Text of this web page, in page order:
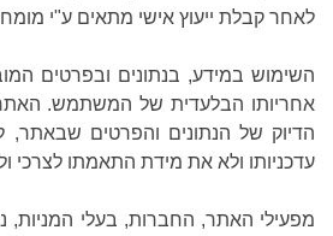
לאחר קבלת ייעוץ אישי מתאים ע"י
השימוש במידע, בנתונים ובפרטים
אחריותו הבלעדית של המשתמש.
הדיוק של הנתונים והפרטים
עדכניותו ולא את מידת התאמתו לצרכי
מפעילי האתר, החברות, בעלי המניות,